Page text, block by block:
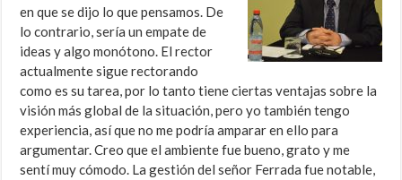
en que se dijo lo que pensamos. De
lo contrario, sería un empate de
ideas y algo monótono. El rector
actualmente sigue rectorando
como es su tarea, por lo tanto tiene ciertas ventajas sobre la
visión más global de la situación, pero yo también tengo
experiencia, así que no me podría amparar en ello para
argumentar. Creo que el ambiente fue bueno, grato y me
sentí muy cómodo. La gestión del señor Ferrada fue notable,